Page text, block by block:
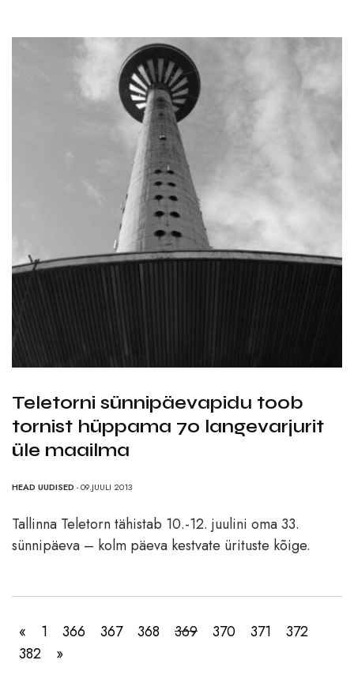
Teletorni sünnipäevapidu toob
tornist hüppama 70 langevarjurit
üle maailma
HEAD UUDISED - 09.JUULI 2013
Tallinna Teletorn tähistab 10.-12. juulini oma 33.
sünnipäeva – kolm päeva kestvate ürituste kõige.
« 1 366 367 368 369 370 371
372
382
»